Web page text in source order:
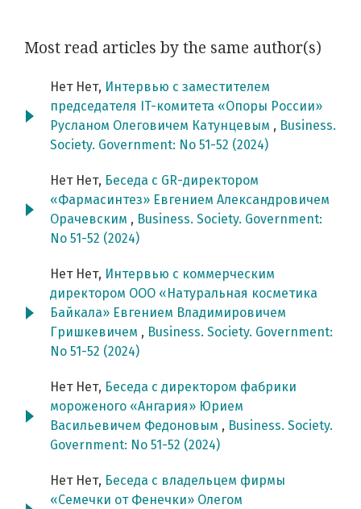
Most read articles by the same author(s)
Нет Нет, Интервью с заместителем
председателя IT-комитета «Опоры России»
Русланом Олеговичем Катунцевым , Business.
Society. Government: No 51-52 (2024)
Нет Нет, Беседа с GR-директором
«Фармасинтез» Евгением Александровичем
Орачевским , Business. Society. Government:
No 51-52 (2024)
Нет Нет, Интервью с коммерческим
директором ООО «Натуральная косметика
Байкала» Евгением Владимировичем
Гришкевичем , Business. Society. Government:
No 51-52 (2024)
Нет Нет, Беседа с директором фабрики
мороженого «Ангария» Юрием
Васильевичем Федоновым , Business. Society.
Government: No 51-52 (2024)
Нет Нет, Беседа с владельцем фирмы
«Семечки от Фенечки» Олегом